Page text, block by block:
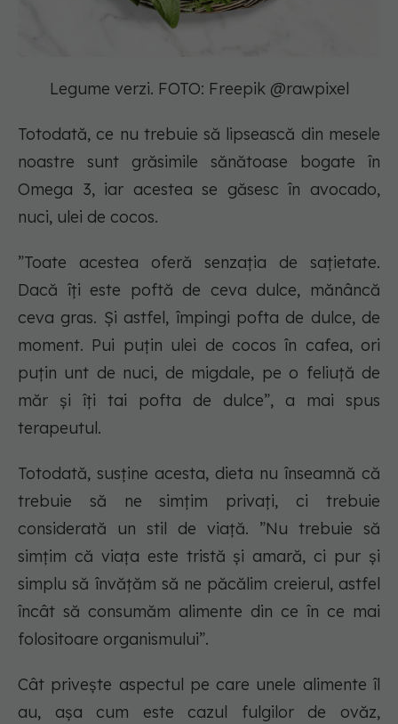
Legume verzi. FOTO: Freepik @rawpixel
Totodată, ce nu trebuie să lipsească din mesele
noastre sunt grăsimile sănătoase bogate în
Omega 3, iar acestea se găsesc în avocado,
nuci, ulei de cocos.
”Toate acestea oferă senzația de sațietate.
Dacă îți este poftă de ceva dulce, mănâncă
ceva gras. Și astfel, împingi pofta de dulce, de
moment. Pui puțin ulei de cocos în cafea, ori
puțin unt de nuci, de migdale, pe o feliuță de
măr și îți tai pofta de dulce”, a mai spus
terapeutul.
Totodată, susține acesta, dieta nu înseamnă că
trebuie să ne simțim privați, ci trebuie
considerată un stil de viață. ”Nu trebuie să
simțim că viața este tristă și amară, ci pur și
simplu să învățăm să ne păcălim creierul, astfel
încât să consumăm alimente din ce în ce mai
folositoare organismului”.
Cât privește aspectul pe care unele alimente îl
au, așa cum este cazul fulgilor de ovăz,